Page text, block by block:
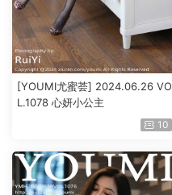
[YOUMI尤蜜荟] 2024.06.26 VO
L.1078 心妍小公主
10